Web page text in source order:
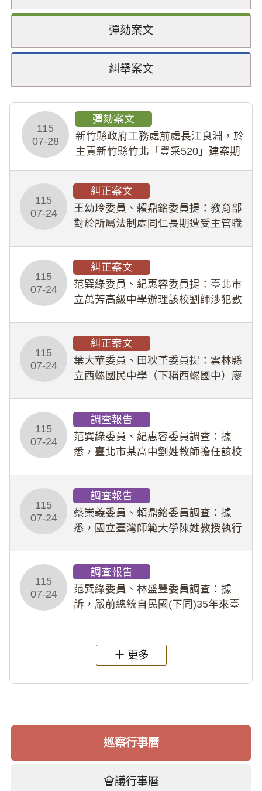
彈劾案文
糾舉案文
115
07-28
彈劾案文
新竹縣政府工務處前處長江良淵，於
主責新竹縣竹北「豐采520」建案期
幣1,483萬餘元，並長期收受建商餽
贈；復罔顧公共安全，圖利默許建商
於停工期間
115
07-24
糾正案文
王幼玲委員、賴鼎銘委員提：教育部
對於所屬法制處同仁長期遭受主管職
人員保障法」及「職業安全衛生法」
所定維護公務人員
115
07-24
糾正案文
范巽綠委員、紀惠容委員提：臺北市
立萬芳高級中學辦理該校劉師涉犯數
業把關與糾錯功能，不僅首份調查報
告漏未審酌師生不
115
07-24
糾正案文
葉大華委員、田秋堇委員提：雲林縣
立西螺國民中學（下稱西螺國中）廖
教羽球隊學生等行為，歷經該校校園
事件處理會議（下
115
07-24
調查報告
范巽綠委員、紀惠容委員調查：據
悉，臺北市某高中劉姓教師擔任該校
行拍攝特定樣態性影像並以手機傳送
劉師。該生因畏懼成
115
07-24
調查報告
蔡崇義委員、賴鼎銘委員調查：據
悉，國立臺灣師範大學陳姓教授執行
術倫理等情案調查報告。(115教調
31)
115
07-24
調查報告
范巽綠委員、林盛豐委員調查：據
訴，嚴前總統自民國(下同)35年來臺
過世後，總統府於89年間函請其家屬
繼續留住
更多
巡察行事曆
會議行事曆